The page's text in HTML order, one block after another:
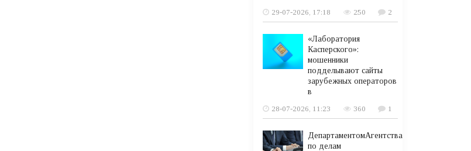
29-07-2026, 17:18
250 2
«Лаборатория
Касперского»:
мошенники
подделывают сайты
зарубежных операторов
в
28-07-2026, 11:23
360 1
ДепартаментомАгентства
по делам